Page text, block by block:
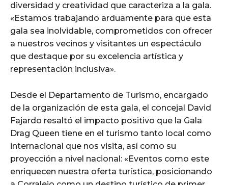
diversidad y creatividad que caracteriza a la gala.
«Estamos trabajando arduamente para que esta
gala sea inolvidable, comprometidos con ofrecer
a nuestros vecinos y visitantes un espectáculo
que destaque por su excelencia artística y
representación inclusiva».
Desde el Departamento de Turismo, encargado
de la organización de esta gala, el concejal David
Fajardo resaltó el impacto positivo que la Gala
Drag Queen tiene en el turismo tanto local como
internacional que nos visita, así como su
proyección a nivel nacional: «Eventos como este
enriquecen nuestra oferta turística, posicionando